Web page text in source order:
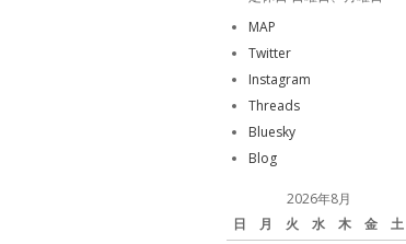
MAP
Twitter
Instagram
Threads
Bluesky
Blog
2026年8月
日
月 火 水 木 金
土